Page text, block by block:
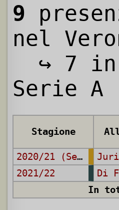
9
nel
↪ 7 in
Serie A
Stagione
2020/21 (Serie A)
2021/22
In